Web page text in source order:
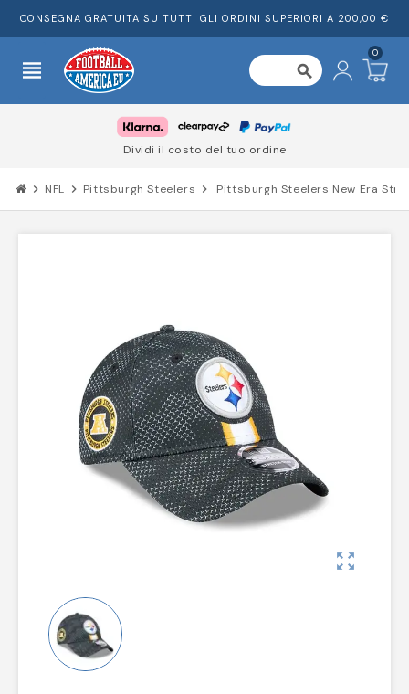
CONSEGNA GRATUITA SU TUTTI GLI ORDINI SUPERIORI A 200,00 €
view_headline search
0
Dividi il costo del tuo ordine
chevron_right NFL chevron_right Pittsburgh Steelers chevron_right Pittsburgh Steelers New Era
zoom_out_map